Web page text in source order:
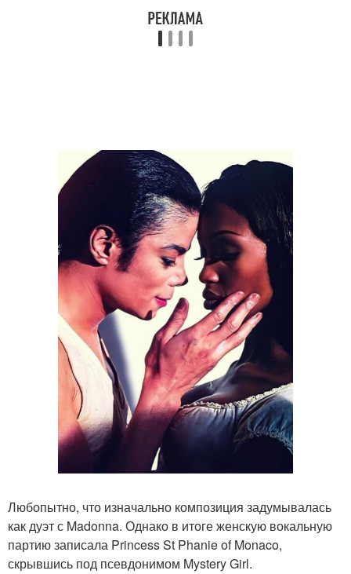
Любопытно, что изначально композиция задумывалась
как дуэт с Madonna. Однако в итоге женскую вокальную
партию записала Princess St Phanie of Monaco,
скрывшись под псевдонимом Mystery Girl.